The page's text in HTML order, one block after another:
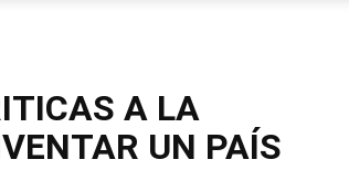
A LA
UN PAÍS